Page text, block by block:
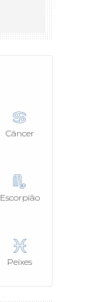
Câncer
Escorpião
Peixes